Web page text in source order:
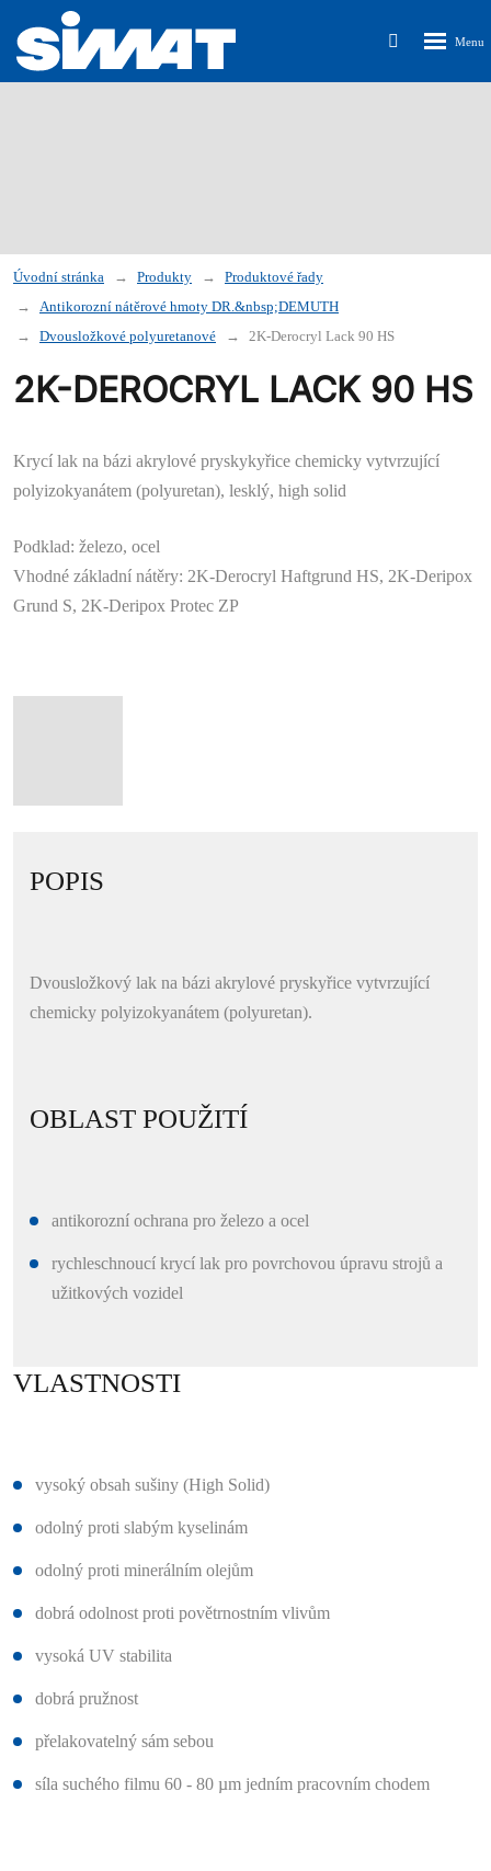
Vyhledávání
Úvodní stránka Produkty
Produktové řady
Antikorozní nátěrové hmoty DR.&nbsp;DEMUTH
Dvousložkové polyuretanové
2K-Derocryl Lack 90 HS
2K-DEROCRYL LACK 90 HS
Krycí lak na bázi akrylové pryskykyřice chemicky vytvrzující
polyizokyanátem (polyuretan), lesklý, high solid
Podklad: železo, ocel
Vhodné základní nátěry: 2K-Derocryl Haftgrund HS, 2K-Deripox
Grund S, 2K-Deripox Protec ZP
POPIS
Dvousložkový lak na bázi akrylové pryskyřice vytvrzující
chemicky polyizokyanátem (polyuretan).
OBLAST POUŽITÍ
antikorozní ochrana pro železo a ocel
rychleschnoucí krycí lak pro povrchovou úpravu strojů a
užitkových vozidel
VLASTNOSTI
vysoký obsah sušiny (High Solid)
odolný proti slabým kyselinám
odolný proti minerálním olejům
dobrá odolnost proti povětrnostním vlivům
vysoká UV stabilita
dobrá pružnost
přelakovatelný sám sebou
síla suchého filmu 60 - 80 µm jedním pracovním chodem